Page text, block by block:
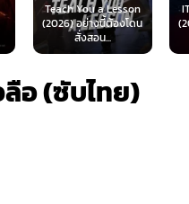
a Lesson
นี้ต้องโดน
...
IT Welcome to Derry
(2025) อิท: ยินดีต้อนรับ
อ (ซับไทย)